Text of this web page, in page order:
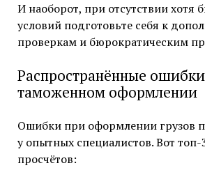
И наоборот, при отсутствии хотя
условий подготовьте себя к
проверкам и бюрократическим
Распространённые
таможенном оформлении
Ошибки при оформлении грузов
у опытных специалистов. Вот
просчётов: